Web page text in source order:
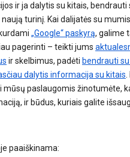
ir ja dalytis su kitais, bendrauti
turinį. Kai dalijatės su mumis
„Google“ paskyrą, galime
pagerinti – teikti jums
ir skelbimus, padėti bendrauti
dalytis informacija su kitais.
mūsų paslaugomis žinotumėte,
ir būdus, kuriais galite
paaiškinama: